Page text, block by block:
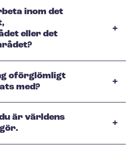
inom det
eller det
oförglömligt
med?
är världens